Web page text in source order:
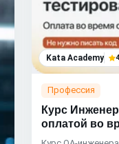
Kata Academy
Профессия
Курс
оплатой во